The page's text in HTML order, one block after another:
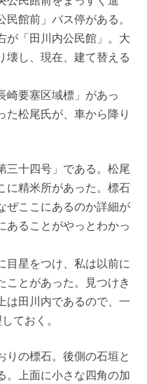
館前」バス停がある。
が「田川内公民館」。大
壊し、現在、建て替える
崎要塞区域標」があっ
た松尾氏が、車から降り
三十四号」である。松尾
に精米所があった。標石
ぜここにあるのか詳細が
あることがやっとわかっ
目星をつけ、私は以前に
ことがあった。見つけき
は田川内であるので、一
しておく。
りの標石。後側の石垣と
。上面に小さな四角の加